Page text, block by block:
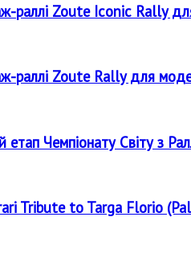
раллі Zoute Iconic Rally
раллі Zoute Rally для
Чемпіонату Світу з
Tribute to Targa Florio